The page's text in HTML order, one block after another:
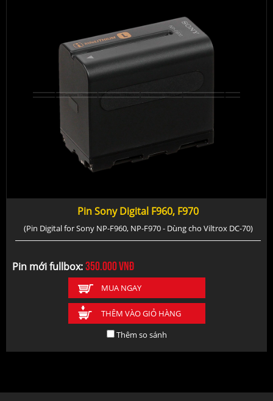
Pin Sony Digital F960, F970
(Pin Digital for Sony NP-F960, NP-F970 - Dùng cho Viltrox DC-70)
Pin mới fullbox:350.000vnđ
MUA NGAY
THÊM VÀO GIỎ HÀNG
Thêm so sánh